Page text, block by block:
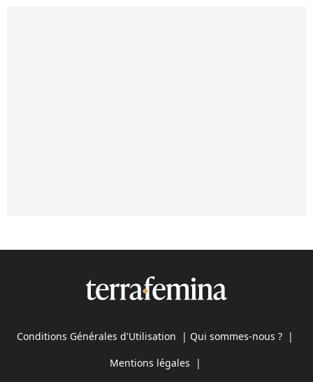
Conditions Générales d'Utilisation | Qui sommes-nous ? |
Mentions légales |